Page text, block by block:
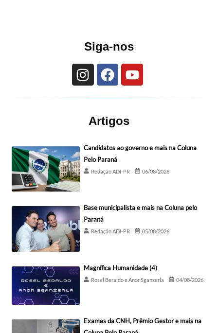
Siga-nos
Artigos
Candidatos ao governo e mais na Coluna
Pelo Paraná
Redação ADI-PR 06/08/2026
Base municipalista e mais na Coluna pelo
Paraná
Redação ADI-PR 05/08/2026
Magnífica Humanidade (4)
Rosel Beraldo e Anor Sganzerla 04/08/2026
Exames da CNH, Prêmio Gestor e mais na